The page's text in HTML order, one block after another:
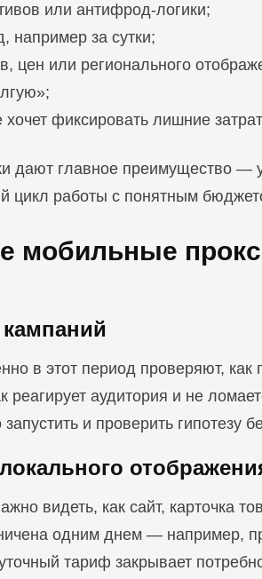
или антифрод-логики;
например за сутки;
цен или регионального
фиксировать лишние
дают главное преимущество —
цикл работы с понятным
мобильные
в этот период проверяют, как
реагирует аудитория и не
и проверить гипотезу
видеть, как сайт, карточка
одним днем — например,
тариф закрывает